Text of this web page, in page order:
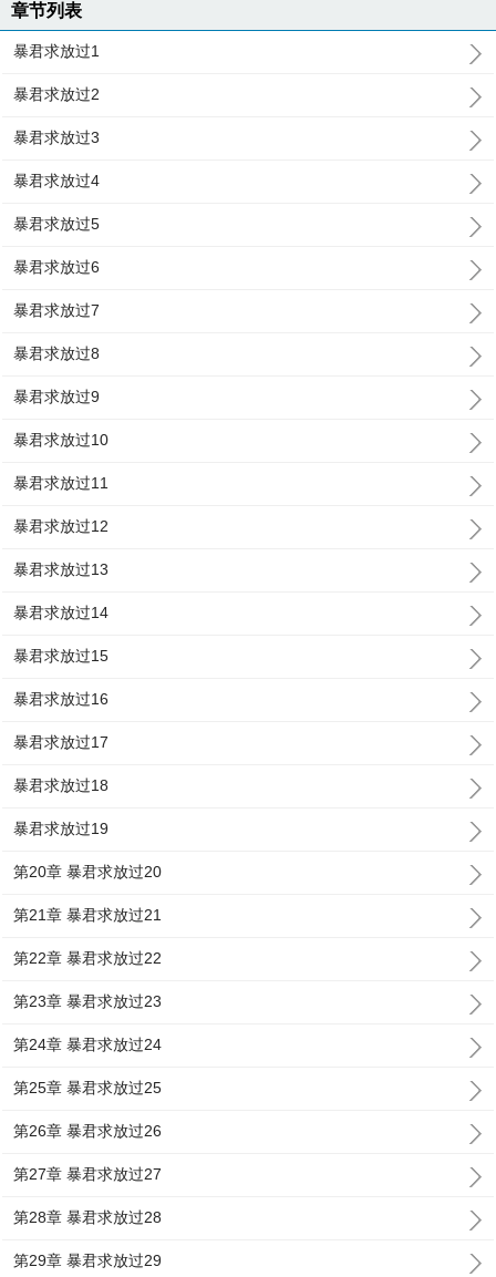
章节列表
暴君求放过1
暴君求放过2
暴君求放过3
暴君求放过4
暴君求放过5
暴君求放过6
暴君求放过7
暴君求放过8
暴君求放过9
暴君求放过10
暴君求放过11
暴君求放过12
暴君求放过13
暴君求放过14
暴君求放过15
暴君求放过16
暴君求放过17
暴君求放过18
暴君求放过19
第20章 暴君求放过20
第21章 暴君求放过21
第22章 暴君求放过22
第23章 暴君求放过23
第24章 暴君求放过24
第25章 暴君求放过25
第26章 暴君求放过26
第27章 暴君求放过27
第28章 暴君求放过28
第29章 暴君求放过29